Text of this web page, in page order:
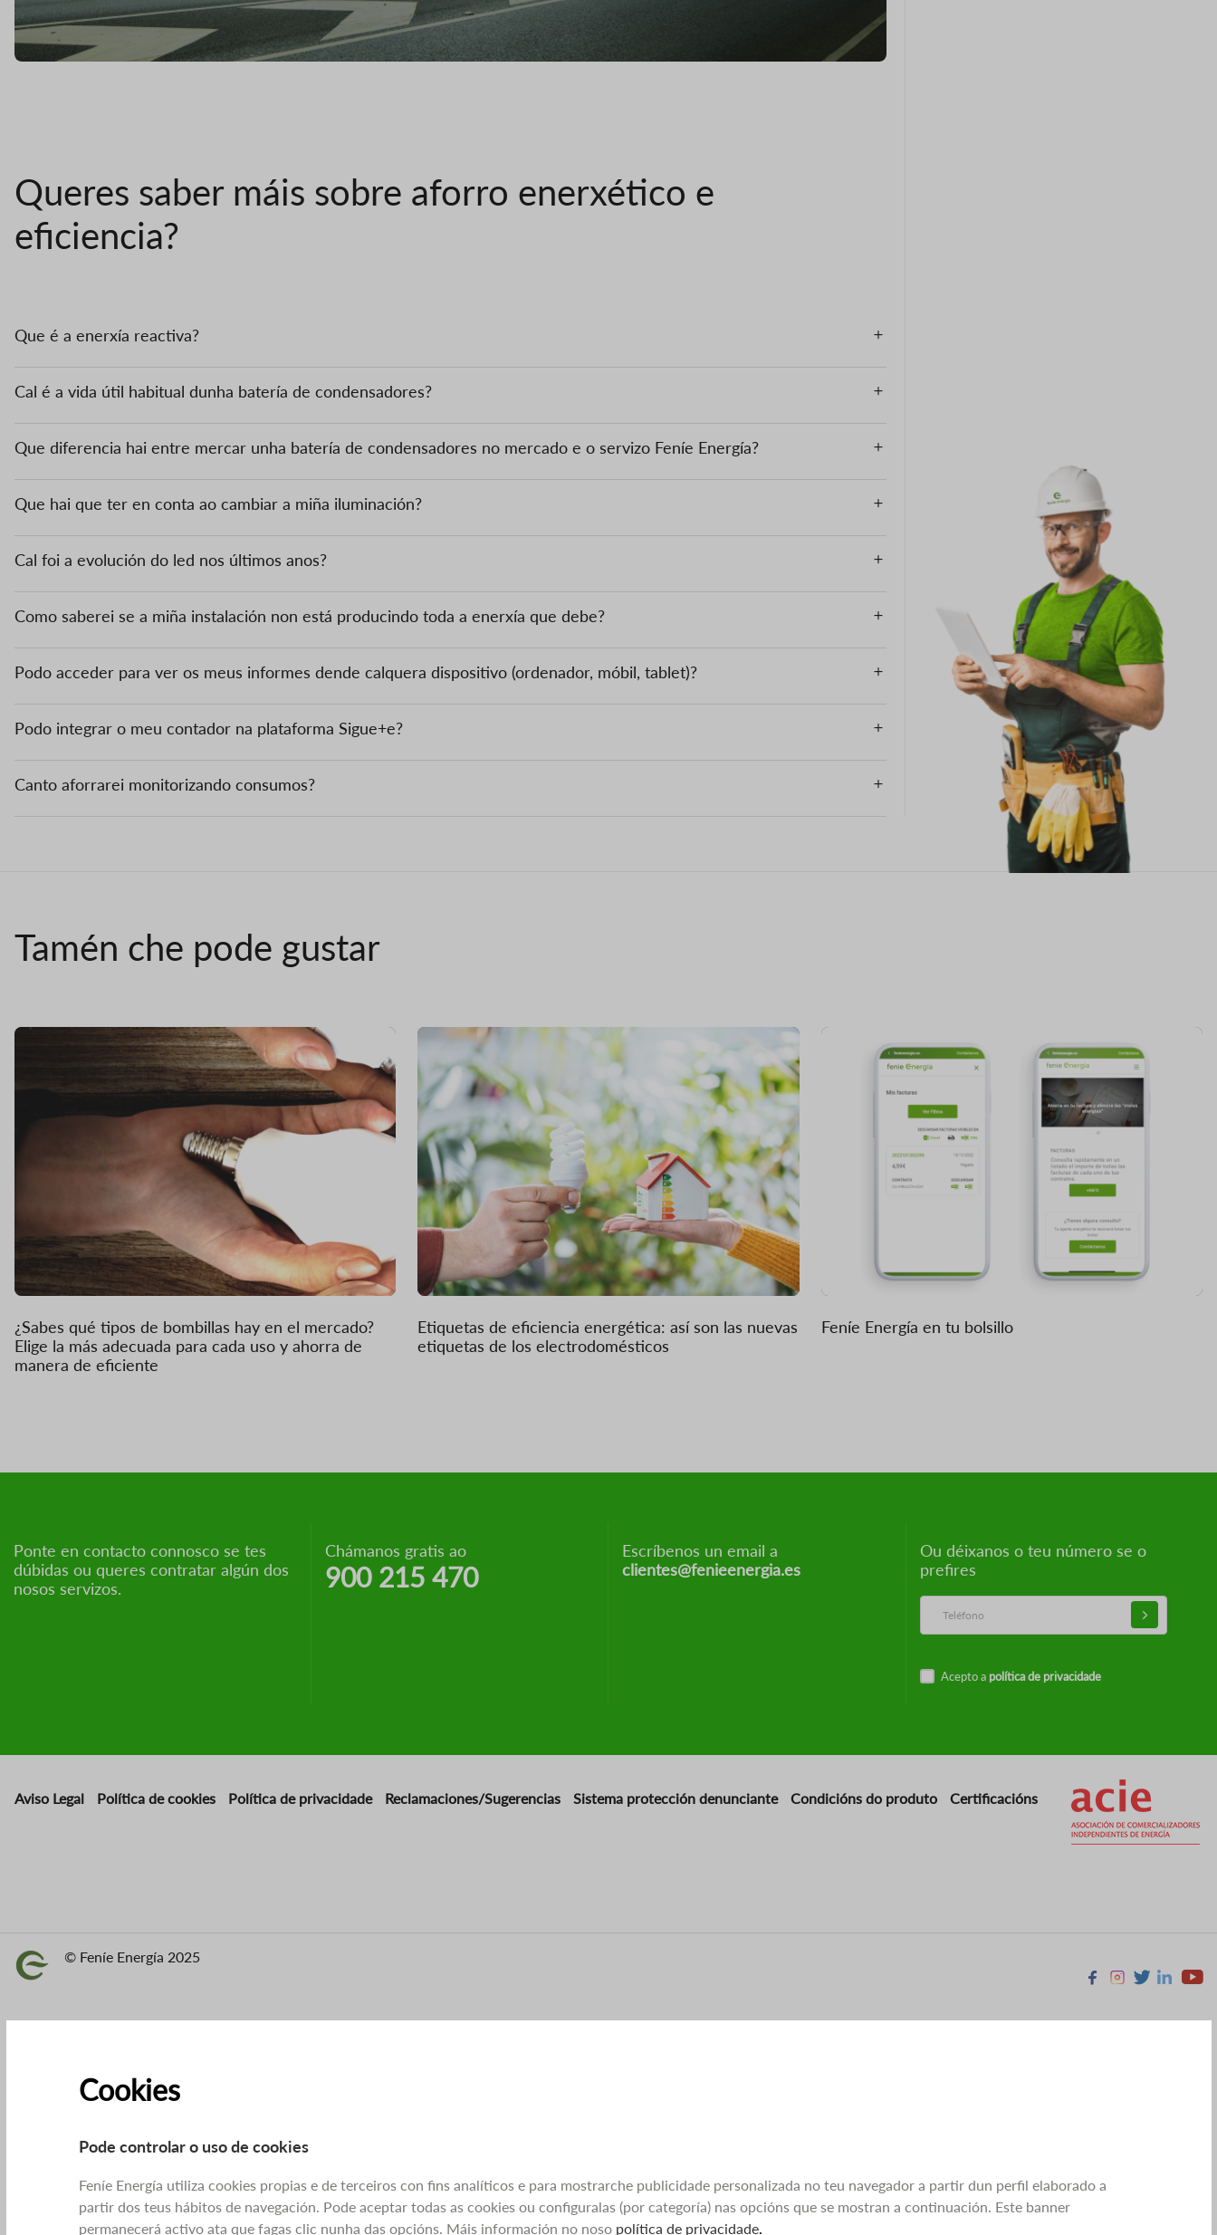
Queres saber máis sobre aforro enerxético e
eficiencia?
Que é a enerxía reactiva?
Cal é a vida útil habitual dunha batería de condensadores?
Que diferencia hai entre mercar unha batería de condensadores no mercado e o servizo Feníe Energía?
Que hai que ter en conta ao cambiar a miña iluminación?
Cal foi a evolución do led nos últimos anos?
Como saberei se a miña instalación non está producindo toda a enerxía que debe?
Podo acceder para ver os meus informes dende calquera dispositivo (ordenador, móbil, tablet)?
Podo integrar o meu contador na plataforma Sigue+e?
Canto aforrarei monitorizando consumos?
Tamén che pode gustar
¿Sabes qué tipos de bombillas hay en el mercado?
Elige la más adecuada para cada uso y ahorra de
manera de eficiente
Etiquetas de eficiencia energética: así son las nuevas
etiquetas de los electrodomésticos
Feníe Energía en tu bolsillo
Ponte en contacto connosco se tes
dúbidas ou queres contratar algún dos
nosos servizos.
Chámanos gratis ao
900 215 470
Escríbenos un email a
clientes@fenieenergia.es
Ou déixanos o teu número se o
prefires
Acepto a política de privacidade
Aviso Legal Política de cookies Política de privacidade Reclamaciones/Sugerencias Sistema protección denunciante Condicións do produto Certificacións
Imaxe
© Feníe Energía 2025
Facebook
Instagram
X Linkedin
Cookies
Pode controlar o uso de cookies
Feníe Energía utiliza cookies propias e de terceiros con fins analíticos e para mostrarche publicidade personalizada no teu navegador a partir dun perfil elaborado a
partir dos teus hábitos de navegación. Pode aceptar todas as cookies ou configuralas (por categoría) nas opcións que se mostran a continuación. Este banner
permanecerá activo ata que fagas clic nunha das opcións. Máis información no noso política de privacidade.